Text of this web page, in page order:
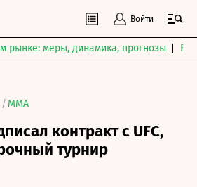
Войти
рынке: меры, динамика, прогнозы
/ MMA
контракт с UFC,
турнир